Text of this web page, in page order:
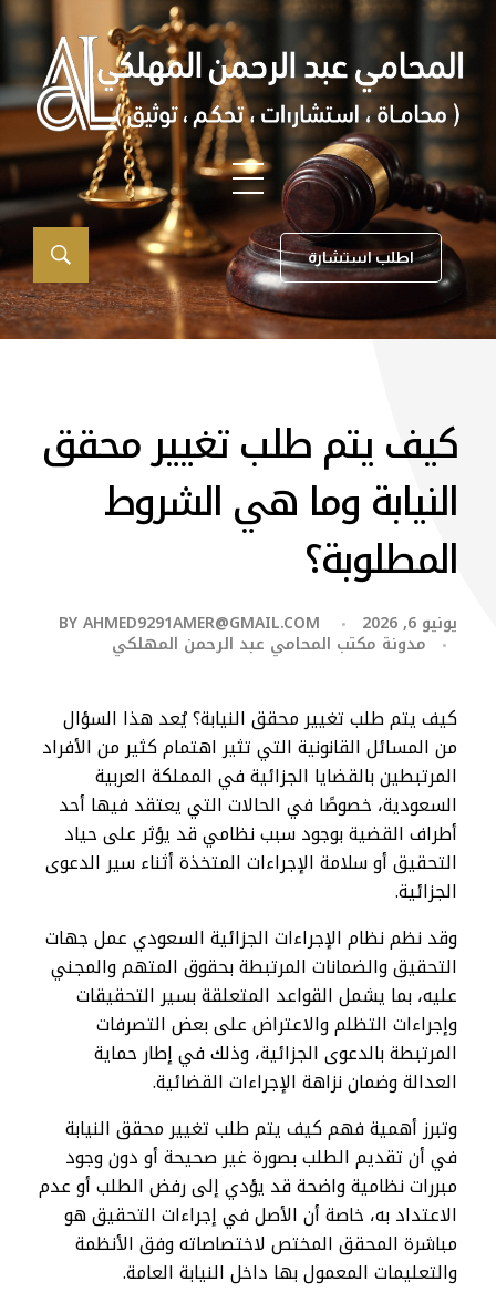
اطلب استشارة
كيف يتم طلب تغيير محقق
النيابة وما هي الشروط
المطلوبة؟
يونيو 6, 2026 BYAHMED9291AMER@GMAIL.COM
مدونة مكتب المحامي عبد الرحمن المهلكي
كيف يتم طلب تغيير محقق النيابة؟ يُعد هذا السؤال
من المسائل القانونية التي تثير اهتمام كثير من الأفراد
المرتبطين بالقضايا الجزائية في المملكة العربية
السعودية، خصوصًا في الحالات التي يعتقد فيها أحد
أطراف القضية بوجود سبب نظامي قد يؤثر على حياد
التحقيق أو سلامة الإجراءات المتخذة أثناء سير الدعوى
الجزائية.
وقد نظم نظام الإجراءات الجزائية السعودي عمل جهات
التحقيق والضمانات المرتبطة بحقوق المتهم والمجني
عليه، بما يشمل القواعد المتعلقة بسير التحقيقات
وإجراءات التظلم والاعتراض على بعض التصرفات
المرتبطة بالدعوى الجزائية، وذلك في إطار حماية
العدالة وضمان نزاهة الإجراءات القضائية.
وتبرز أهمية فهم كيف يتم طلب تغيير محقق النيابة
في أن تقديم الطلب بصورة غير صحيحة أو دون وجود
مبررات نظامية واضحة قد يؤدي إلى رفض الطلب أو عدم
الاعتداد به، خاصة أن الأصل في إجراءات التحقيق هو
مباشرة المحقق المختص لاختصاصاته وفق الأنظمة
والتعليمات المعمول بها داخل النيابة العامة.